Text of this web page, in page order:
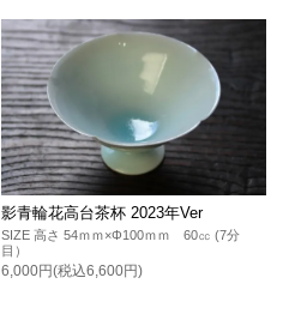
影青輪花高台茶杯 2023年Ver
SIZE 高さ 54ｍｍ×Φ100ｍｍ 60㏄ (7分
目）
6,000円(税込6,600円)